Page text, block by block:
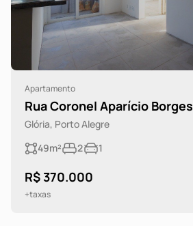
Apartamento
Rua Coronel Aparício Borges
Glória, Porto Alegre
49m²
2 1
R$ 370.000
+taxas